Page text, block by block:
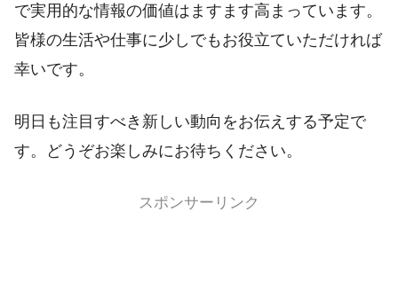
で実用的な情報の価値はますます高まっています。
皆様の生活や仕事に少しでもお役立ていただければ
幸いです。
明日も注目すべき新しい動向をお伝えする予定で
す。どうぞお楽しみにお待ちください。
スポンサーリンク